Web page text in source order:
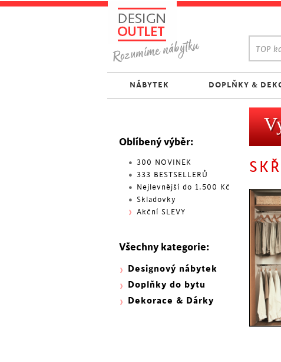
Oblíbený výběr:
300 NOVINEK
333 BESTSELLERŮ
Nejlevnější do 1.500 Kč
Skladovky
Akční SLEVY
Všechny kategorie:
Designový nábytek
Doplňky do bytu
Dekorace & Dárky
TOP
NÁBYTEK DOPLŇKY &